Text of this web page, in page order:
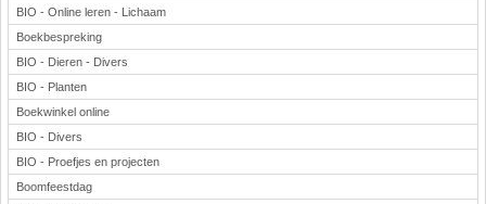
BIO - Online leren - Lichaam
Boekbespreking
BIO - Dieren - Divers
BIO - Planten
Boekwinkel online
BIO - Divers
BIO - Proefjes en projecten
Boomfeestdag